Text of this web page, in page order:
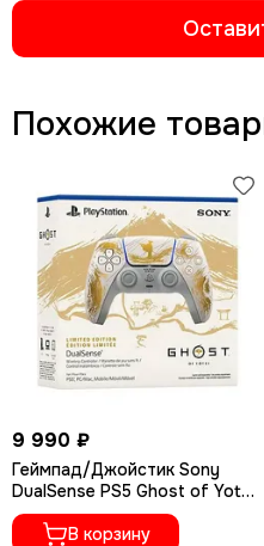
Похожие
9 990 ₽
Геймпад/Джойстик Sony
DualSense PS5 Ghost of Yotei
Gold (Limited Edition)
В корзину